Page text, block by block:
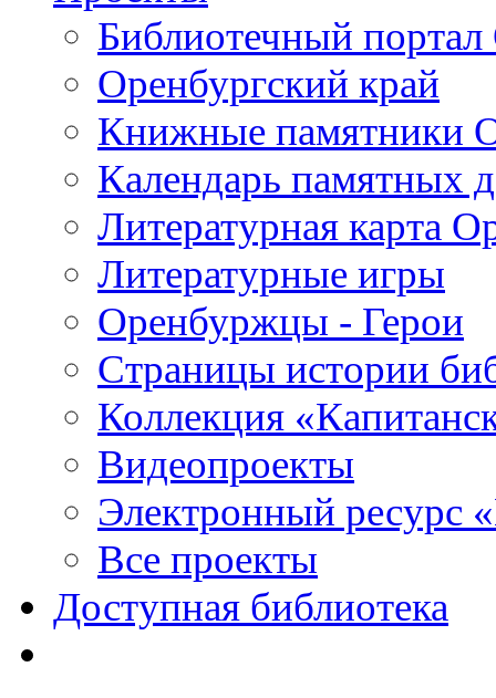
Библиотечный портал
Оренбургский край
Книжные памятники
Календарь памятных
Литературная карта
Литературные игры
Оренбуржцы - Герои
Страницы истории
Коллекция
Видеопроекты
Электронный ресурс
Все проекты
Доступная библиотека